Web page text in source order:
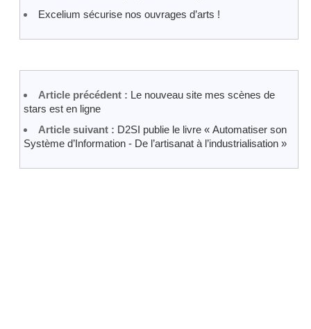
Excelium sécurise nos ouvrages d’arts !
Article précédent : Le nouveau site mes scènes de
stars est en ligne
Article suivant : D2SI publie le livre « Automatiser son
Système d’Information - De l’artisanat à l’industrialisation »